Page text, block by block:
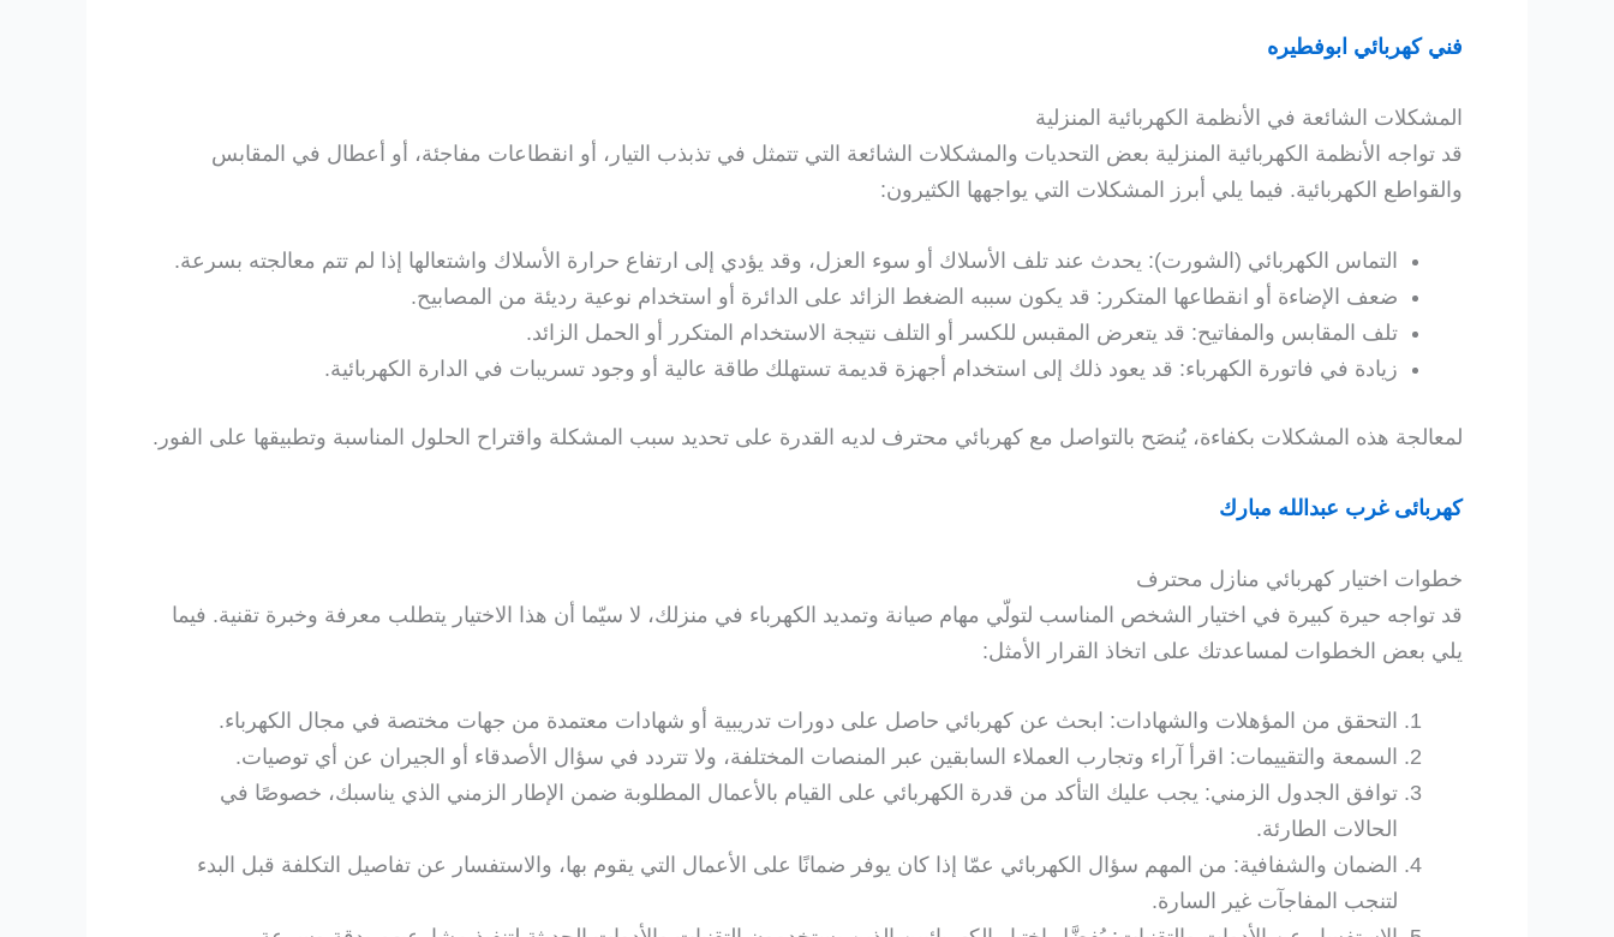
فني كهربائي ابوفطيره
المشكلات الشائعة في الأنظمة الكهربائية المنزلية
قد تواجه الأنظمة الكهربائية المنزلية بعض التحديات والمشكلات الشائعة التي تتمثل في تذبذب التيار، أو انقطاعات مفاجئة، أو أعطال في المقابس
والقواطع الكهربائية. فيما يلي أبرز المشكلات التي يواجهها الكثيرون:
التماس الكهربائي (الشورت): يحدث عند تلف الأسلاك أو سوء العزل، وقد يؤدي إلى ارتفاع حرارة الأسلاك واشتعالها إذا لم تتم معالجته بسرعة.
ضعف الإضاءة أو انقطاعها المتكرر: قد يكون سببه الضغط الزائد على الدائرة أو استخدام نوعية رديئة من المصابيح.
تلف المقابس والمفاتيح: قد يتعرض المقبس للكسر أو التلف نتيجة الاستخدام المتكرر أو الحمل الزائد.
زيادة في فاتورة الكهرباء: قد يعود ذلك إلى استخدام أجهزة قديمة تستهلك طاقة عالية أو وجود تسريبات في الدارة الكهربائية.
لمعالجة هذه المشكلات بكفاءة، يُنصَح بالتواصل مع كهربائي محترف لديه القدرة على تحديد سبب المشكلة واقتراح الحلول المناسبة وتطبيقها على الفور.
كهربائى غرب عبدالله مبارك
خطوات اختيار كهربائي منازل محترف
قد تواجه حيرة كبيرة في اختيار الشخص المناسب لتولّي مهام صيانة وتمديد الكهرباء في منزلك، لا سيّما أن هذا الاختيار يتطلب معرفة وخبرة تقنية. فيما
يلي بعض الخطوات لمساعدتك على اتخاذ القرار الأمثل:
التحقق من المؤهلات والشهادات: ابحث عن كهربائي حاصل على دورات تدريبية أو شهادات معتمدة من جهات مختصة في مجال الكهرباء.
السمعة والتقييمات: اقرأ آراء وتجارب العملاء السابقين عبر المنصات المختلفة، ولا تتردد في سؤال الأصدقاء أو الجيران عن أي توصيات.
توافق الجدول الزمني: يجب عليك التأكد من قدرة الكهربائي على القيام بالأعمال المطلوبة ضمن الإطار الزمني الذي يناسبك، خصوصًا في
الحالات الطارئة.
الضمان والشفافية: من المهم سؤال الكهربائي عمّا إذا كان يوفر ضمانًا على الأعمال التي يقوم بها، والاستفسار عن تفاصيل التكلفة قبل البدء
لتنجب المفاجآت غير السارة.